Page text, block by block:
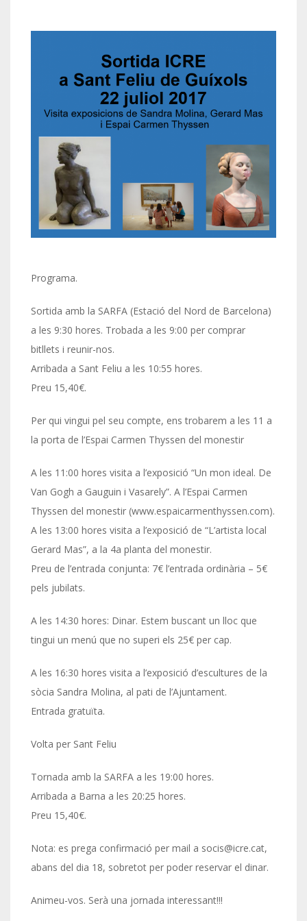
Programa.
Sortida amb la SARFA (Estació del Nord de Barcelona)
a les 9:30 hores. Trobada a les 9:00 per comprar
bitllets i reunir-nos.
Arribada a Sant Feliu a les 10:55 hores.
Preu 15,40€.
Per qui vingui pel seu compte, ens trobarem a les 11 a
la porta de l’Espai Carmen Thyssen del monestir
A les 11:00 hores visita a l’exposició “Un mon ideal. De
Van Gogh a Gauguin i Vasarely”. A l’Espai Carmen
Thyssen del monestir (www.espaicarmenthyssen.com).
A les 13:00 hores visita a l’exposició de “L’artista local
Gerard Mas”, a la 4a planta del monestir.
Preu de l’entrada conjunta: 7€ l’entrada ordinària – 5€
pels jubilats.
A les 14:30 hores: Dinar. Estem buscant un lloc que
tingui un menú que no superi els 25€ per cap.
A les 16:30 hores visita a l’exposició d’escultures de la
sòcia Sandra Molina, al pati de l’Ajuntament.
Entrada gratuïta.
Volta per Sant Feliu
Tornada amb la SARFA a les 19:00 hores.
Arribada a Barna a les 20:25 hores.
Preu 15,40€.
Nota: es prega confirmació per mail a socis@icre.cat,
abans del dia 18, sobretot per poder reservar el dinar.
Animeu-vos. Serà una jornada interessant!!!